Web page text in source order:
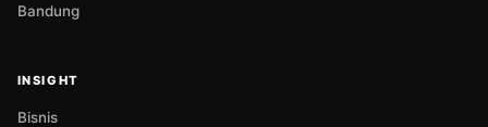
Bandung
INSIGHT
Bisnis